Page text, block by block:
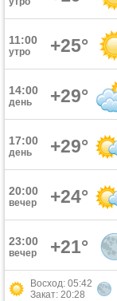
11:00
утро +25°
14:00
день +29°
17:00
день +29°
20:00
вечер +24°
23:00
вечер +21°
Восход: 05:42
Закат: 20:28